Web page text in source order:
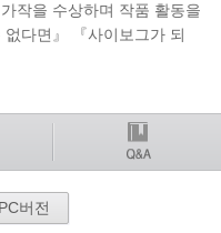
작을 수상하며 작품 활동을
다면』 『사이보그가 되
PC버전